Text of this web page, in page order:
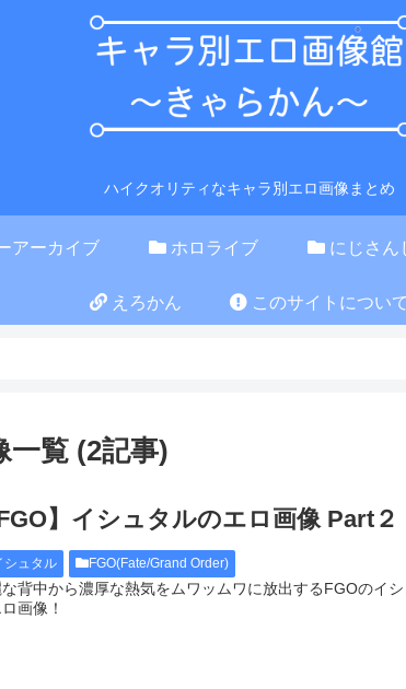
ハイクオリティなキャラ別エロ画像まとめ
アーカイブ ホロライブ にじさん
えろかん このサイトについて
覧 (2記事)
FGO】イシュタルのエロ画像 Part２
シュタル FGO(Fate/Grand Order)
背中から濃厚な熱気をムワッムワに放出するFGOのイ
画像！